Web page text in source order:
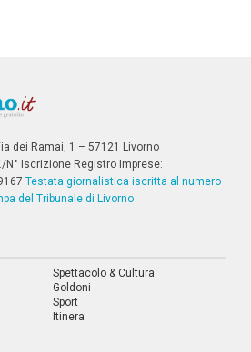
dei Ramai, 1 – 57121 Livorno
N° Iscrizione Registro Imprese:
Testata giornalistica iscritta al numero
del Tribunale di Livorno
Spettacolo & Cultura
Goldoni
Sport
Itinera